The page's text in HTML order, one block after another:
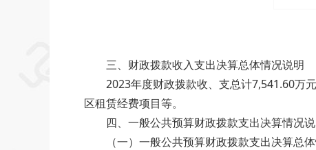
三、财政拨款收入支出决算总体情况说明
2023年度财政拨款收、支总计7,541.60万
区租赁经费项目等。
四、一般公共预算财政拨款支出决算情况
（一）一般公共预算财政拨款支出决算总